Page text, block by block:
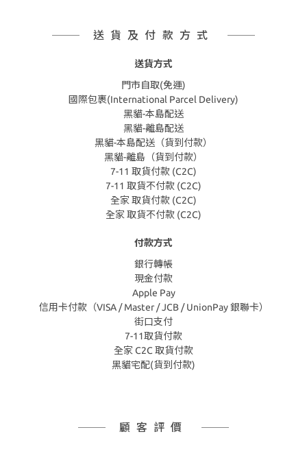
送貨及付款方式
送貨方式
門市自取(免運)
國際包裹(International Parcel Delivery)
黑貓-本島配送
黑貓-離島配送
黑貓-本島配送（貨到付款）
黑貓-離島（貨到付款）
7-11 取貨付款 (C2C)
7-11 取貨不付款 (C2C)
全家 取貨付款 (C2C)
全家 取貨不付款 (C2C)
付款方式
銀行轉帳
現金付款
Apple Pay
信用卡付款（VISA / Master / JCB / UnionPay 銀聯卡）
街口支付
7-11取貨付款
全家 C2C 取貨付款
黑貓宅配(貨到付款)
顧客評價